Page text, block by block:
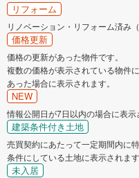
リフォーム
リノベーション・リフォーム済み
価格更新
価格の更新があった物件です。
複数の価格が表示されている物件
あった場合に表示されます。
NEW
情報公開日が7日以内の場合に表示
建築条件付き土地
売買契約にあたって一定期間内に
条件にしている土地に表示されます
未入居